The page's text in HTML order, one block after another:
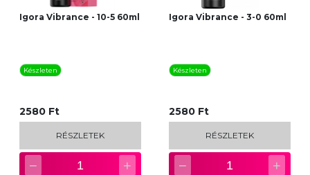
Igora Vibrance - 10-5 60ml
Készleten
2580 Ft
RÉSZLETEK
− 1 +
Igora Vibrance - 3-0 60ml
Készleten
2580 Ft
RÉSZLETEK
− 1 +